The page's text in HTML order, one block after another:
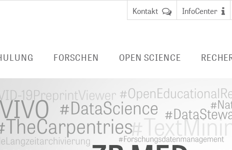
Kontakt InfoCenter
FORSCHEN
BEI ZB MED
Data Science and Services
BibLabs
Wissensmanagement
OPEN SCIENCE
BERATEN
FORSCHUNGSDATENMANAGEMENT
Nationale
E-BOOKS/ E-
FERNZUGRIFF
Virtueller